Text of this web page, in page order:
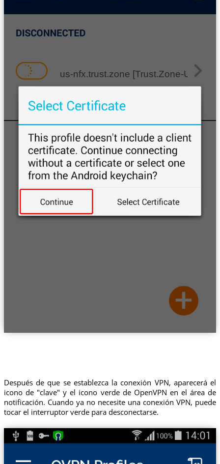
us-nfx.trust.zone [Trust.Zone-United-
Después de que se establezca la conexión VPN, aparecerá el
icono de "clave" y el icono verde de OpenVPN en el área de
notificación. Cuando ya no necesite una conexión VPN, puede
tocar el interruptor verde para desconectarse.